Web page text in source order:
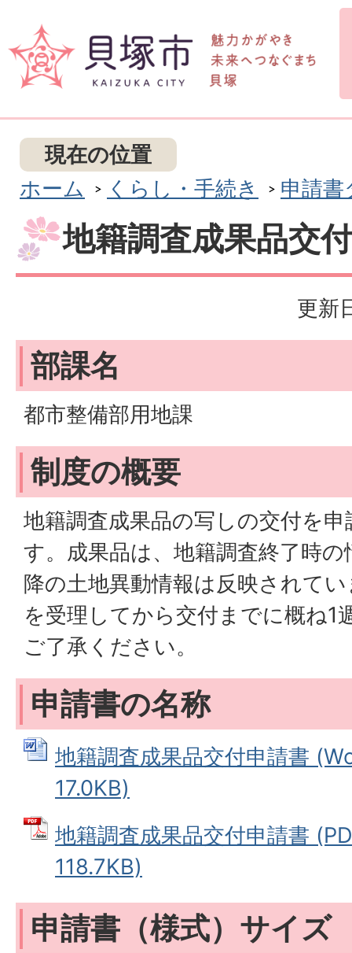
現在の位置
ホーム
くらし・手続き 申請書
地籍調査成果品交
更新
部課名
都市整備部用地課
制度の概要
地籍調査成果品の写しの交付を
す。成果品は、地籍調査終了時
降の土地異動情報は反映されて
を受理してから交付までに概ね1
ご了承ください。
申請書の名称
地籍調査成果品交付申請書
17.0KB)
地籍調査成果品交付申請書
118.7KB)
申請書（様式）サイズ